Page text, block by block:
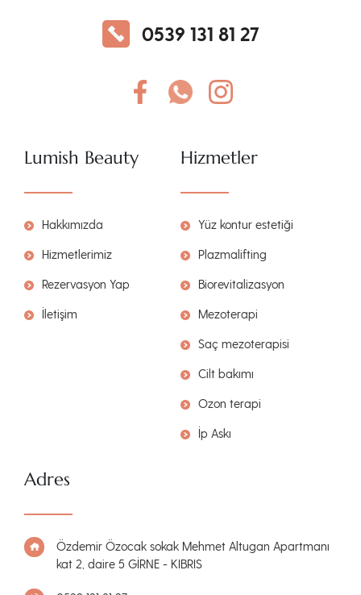
0539 131 81 27
Lumish Beauty
Hakkımızda
Hizmetlerimiz
Rezervasyon Yap
İletişim
Hizmetler
Yüz kontur estetiği
Plazmalifting
Biorevitalizasyon
Mezoterapi
Saç mezoterapisi
Cilt bakımı
Ozon terapi
İp Askı
Adres
Özdemir Özocak sokak Mehmet Altugan Apartmanı
kat 2, daire 5 GİRNE - KIBRIS